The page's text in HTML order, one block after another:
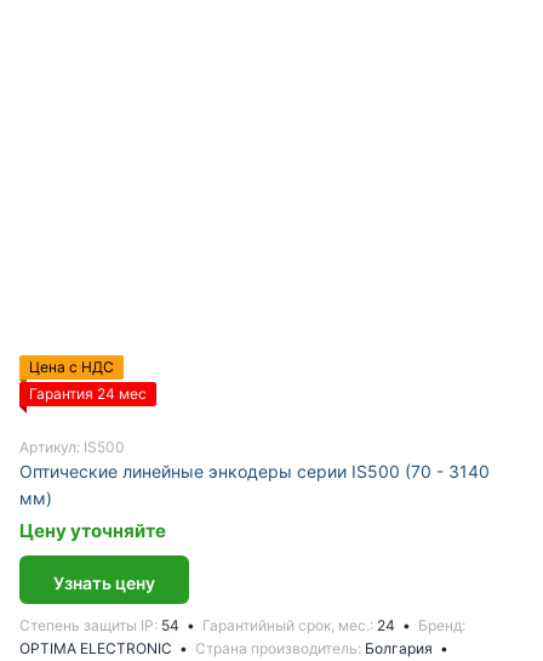
Цена с НДС
Гарантия 24 мес
Артикул: IS500
Оптические линейные энкодеры серии IS500 (70 - 3140
мм)
Цену уточняйте
Узнать цену
Степень защиты IP 54 Гарантийный срок, мес. 24
Бренд
OPTIMA ELECTRONIC
Страна производитель Болгария